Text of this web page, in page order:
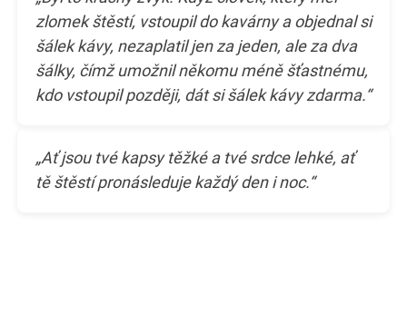
zlomek štěstí, vstoupil do kavárny a objednal si
šálek kávy, nezaplatil jen za jeden, ale za dva
šálky, čímž umožnil někomu méně šťastnému,
kdo vstoupil později, dát si šálek kávy zdarma.“
„Ať jsou tvé kapsy těžké a tvé srdce lehké, ať
tě štěstí pronásleduje každý den i noc.“